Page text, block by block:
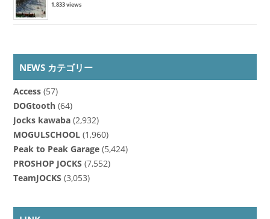
1,833 views
NEWS カテゴリー
Access(57)
DOGtooth(64)
Jocks kawaba(2,932)
MOGULSCHOOL(1,960)
Peak to Peak Garage(5,424)
PROSHOP JOCKS (7,552)
TeamJOCKS (3,053)